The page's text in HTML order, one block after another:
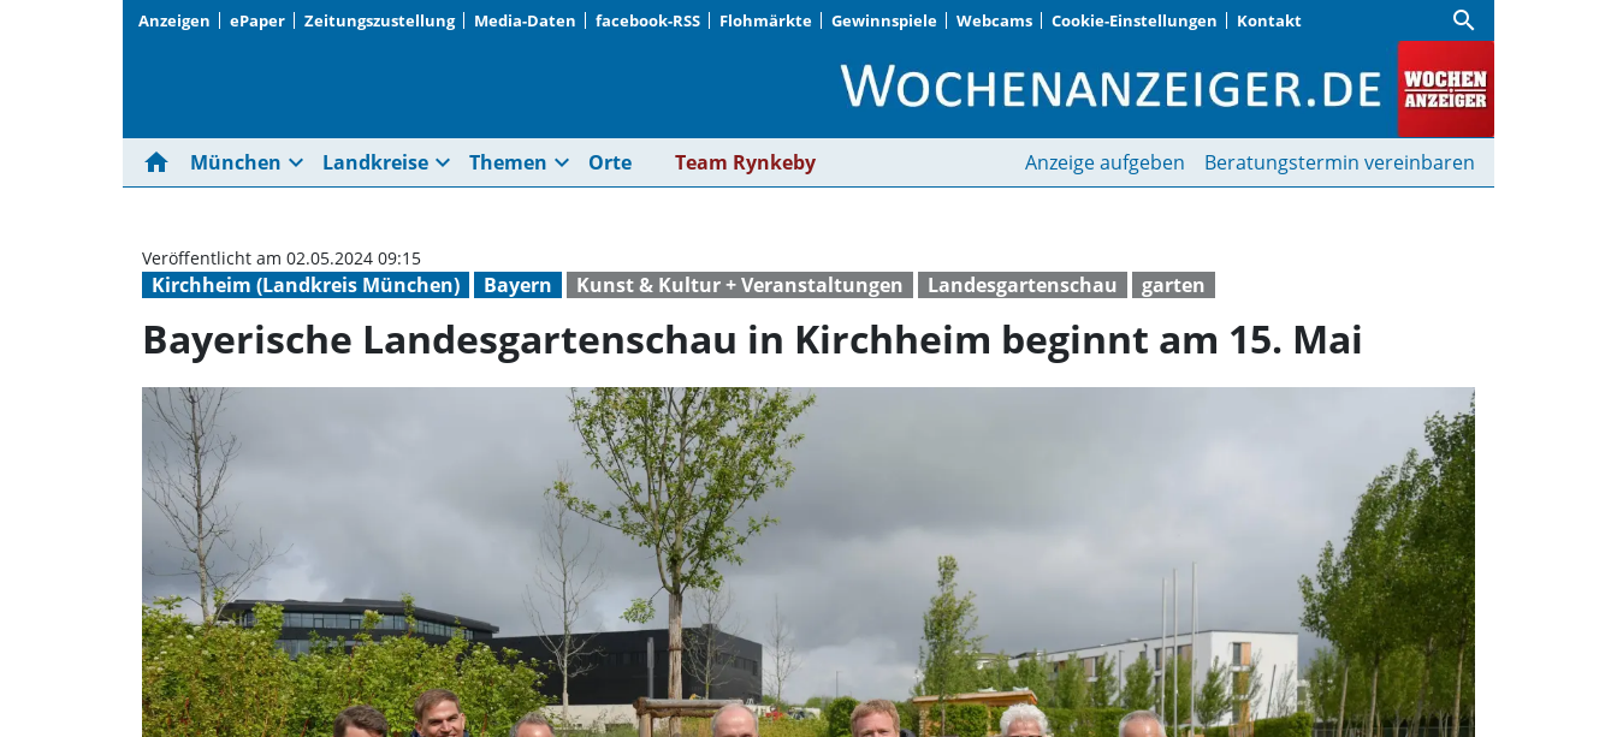
Anzeigen ePaper Zeitungszustellung Media-Daten facebook-RSS Flohmärkte Gewinnspiele Webcams Cookie-Einstellungen Kontakt search
Bayerische Landesgartenschau in
home München expand_more Landkreise expand_more Themen expand_more Orte Team Rynkeby Anzeige aufgeben Beratungstermin vereinbaren
Kirchheim (Landkreis München) Bayern Kunst & Kultur + Veranstaltungen Landesgartenschau garten
Veröffentlicht am 02.05.2024 09:15
Bayerische Landesgartenschau in Kirchheim beginnt am 15. Mai